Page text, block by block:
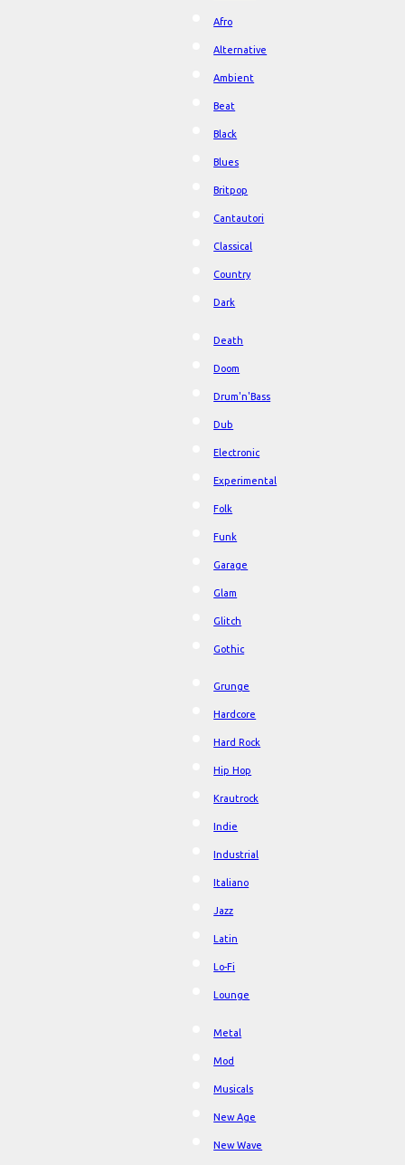
Afro
Alternative
Ambient
Beat
Black
Blues
Britpop
Cantautori
Classical
Country
Dark
Death
Doom
Drum'n'Bass
Dub
Electronic
Experimental
Folk
Funk
Garage
Glam
Glitch
Gothic
Grunge
Hardcore
Hard Rock
Hip Hop
Krautrock
Indie
Industrial
Italiano
Jazz
Latin
Lo-Fi
Lounge
Metal
Mod
Musicals
New Age
New Wave